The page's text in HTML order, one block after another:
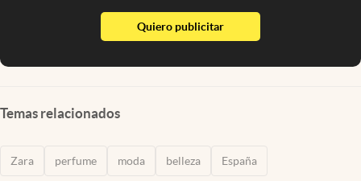
Quiero publicitarabre en nueva pestaña
Temas relacionados
Zara perfume moda belleza España